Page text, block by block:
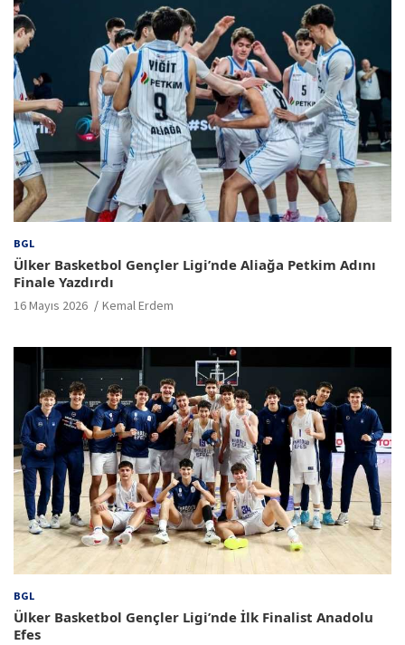
BGL
Ülker Basketbol Gençler Ligi’nde Aliağa Petkim Adını
Finale Yazdırdı
16 Mayıs 2026 Kemal Erdem
BGL
Ülker Basketbol Gençler Ligi’nde İlk Finalist Anadolu
Efes